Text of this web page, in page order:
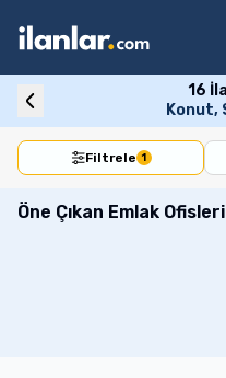
Vasıta 16
Konut,
Filtrele 1
Öne Çıkan Emlak Ofisleri
Emlak İlanları